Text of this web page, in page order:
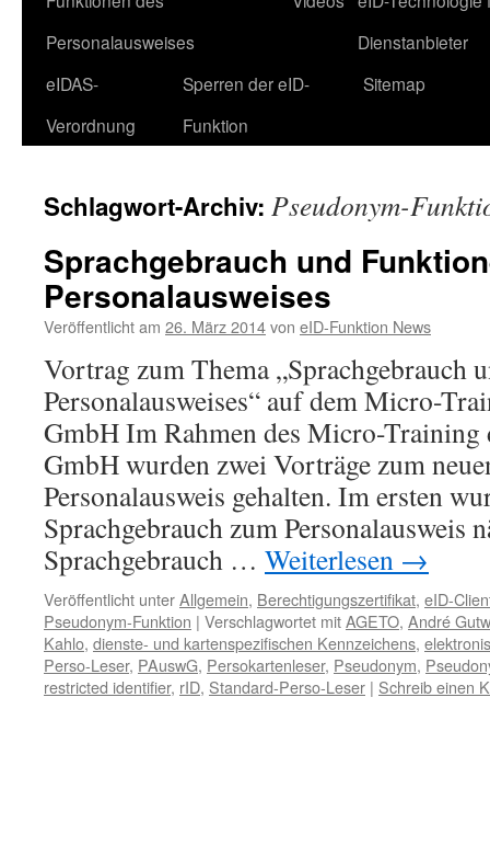
Personalausweises
Dienstanbieter
eIDAS-
Verordnung
Sperren der eID-
Funktion
Sitemap
Schlagwort-Archiv: Pseudonym-
Sprachgebrauch und
Personalausweises
Veröffentlicht am 26. März 2014von eID-Funktion News
Vortrag zum Thema „Sprachgebrauch
Personalausweises“ auf dem Micro-
GmbH Im Rahmen des Micro-Training
GmbH wurden zwei Vorträge zum
Personalausweis gehalten. Im ersten
Sprachgebrauch zum Personalausweis
Sprachgebrauch … Weiterlesen →
Veröffentlicht unterAllgemein, Berechtigungszertifikat, eID-
Pseudonym-Funktion | Verschlagwortet mitAGETO, André
Kahlo, dienste- und kartenspezifischen Kennzeichens,
Perso-Leser, PAuswG, Persokartenleser, Pseudonym,
restricted identifier, rID, Standard-Perso-Leser | Schreib einen